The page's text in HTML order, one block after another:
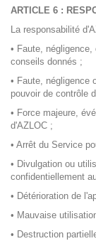
ARTICLE 6 :
La responsabilité
• Faute,
conseils donnés ;
• Faute, négligence
pouvoir de contrôle
• Force majeure,
d'AZLOC ;
• Arrêt du Service
• Divulgation ou
confidentiellement
• Détérioration de
• Mauvaise
• Destruction